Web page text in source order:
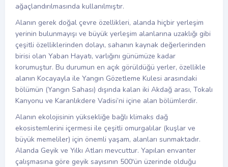
ağaçlandırılmasında kullanılmıştır.
Alanın gerek doğal çevre özellikleri, alanda hiçbir yerleşim
yerinin bulunmayışı ve büyük yerleşim alanlarına uzaklığı gibi
çeşitli özelliklerinden dolayı, sahanın kaynak değerlerinden
birisi olan Yaban Hayatı, varlığını günümüze kadar
korumuştur. Bu durumun en açık görüldüğü yerler, özellikle
alanın Kocayayla ile Yangın Gözetleme Kulesi arasındaki
bölümün (Yangın Sahası) dışında kalan iki Akdağ arası, Tokalı
Kanyonu ve Karanlıkdere Vadisi’ni içine alan bölümlerdir.
Alanın ekolojisinin yüksekliğe bağlı klimaks dağ
ekosistemlerini içermesi ile çeşitli omurgalılar (kuşlar ve
büyük memeliler) için önemli yaşam, alanları sunmaktadır.
Alanda Geyik ve Yılkı Atları mevcuttur. Yapılan envanter
çalışmasına göre geyik sayısının 500'ün üzerinde olduğu